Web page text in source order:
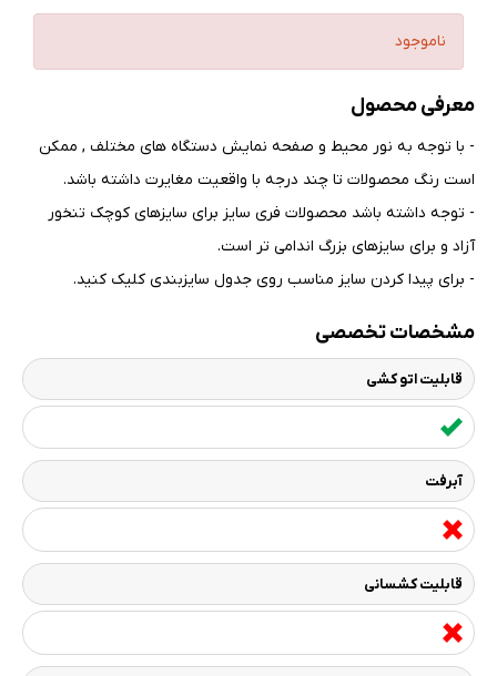
ناموجود
معرفی محصول
- با توجه به نور محیط و صفحه نمایش دستگاه های مختلف , ممکن
است رنگ محصولات تا چند درجه با واقعیت مغایرت داشته باشد.
- توجه داشته باشد محصولات فری سایز برای سایزهای کوچک تنخور
آزاد و برای سایزهای بزرگ اندامی تر است.
- برای پیدا کردن سایز مناسب روی جدول سایزبندی کلیک کنید.
مشخصات تخصصی
قابلیت اتو کشی
آبرفت
قابلیت کشسانی